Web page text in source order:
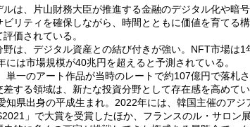
ルは、片山財務大臣が推進する金融のデジタル化や暗
ビリティを確保しながら、時間とともに価値を育てる
価されている。
野は、デジタル資産との結び付きが強い。NFT市場は
には市場規模が40兆円を超えると予測されている。
単一のアート作品が当時のレートで約107億円で落札
差する領域は、新たな投資分野として存在感を高めてい
知県出身の平成生まれ。2022年には、韓国主催のア
」で大賞を受賞したほか、フランスのル・サロン